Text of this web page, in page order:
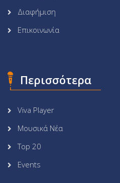
Διαφήμιση
Επικοινωνία
Περισσότερα
Viva Player
Μουσικά Νέα
Top 20
Events